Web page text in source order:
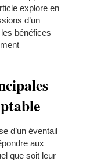
explore en
d’un
bénéfices
d’un éventail
aux
que soit leur